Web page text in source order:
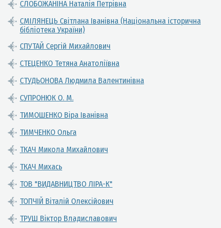
СЛОБОЖАНІНА Наталія Петрівна
СМІЛЯНЕЦЬ Світлана Іванівна (Національна історична
бібліотека України)
СПУТАЙ Сергій Михайлович
СТЕЦЕНКО Тетяна Анатоліївна
СТУДЬОНОВА Людмила Валентинівна
СУПРОНЮК О. М.
ТИМОШЕНКО Віра Іванівна
ТИМЧЕНКО Ольга
ТКАЧ Микола Михайлович
ТКАЧ Михась
ТОВ "ВИДАВНИЦТВО ЛІРА-К"
ТОПЧІЙ Віталій Олексійович
ТРУШ Віктор Владиславович